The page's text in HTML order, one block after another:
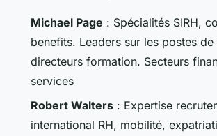
Michael Page : Spécialités SIRH,
benefits. Leaders sur les postes de
directeurs formation. Secteurs
services
Robert Walters : Expertise
international RH, mobilité,